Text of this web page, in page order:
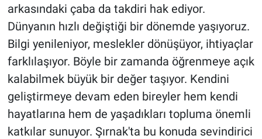
arkasındaki çaba da takdiri hak ediyor.
Dünyanın hızlı değiştiği bir dönemde yaşıyoruz.
Bilgi yenileniyor, meslekler dönüşüyor, ihtiyaçlar
farklılaşıyor. Böyle bir zamanda öğrenmeye açık
kalabilmek büyük bir değer taşıyor. Kendini
geliştirmeye devam eden bireyler hem kendi
hayatlarına hem de yaşadıkları topluma önemli
katkılar sunuyor. Şırnak'ta bu konuda sevindirici